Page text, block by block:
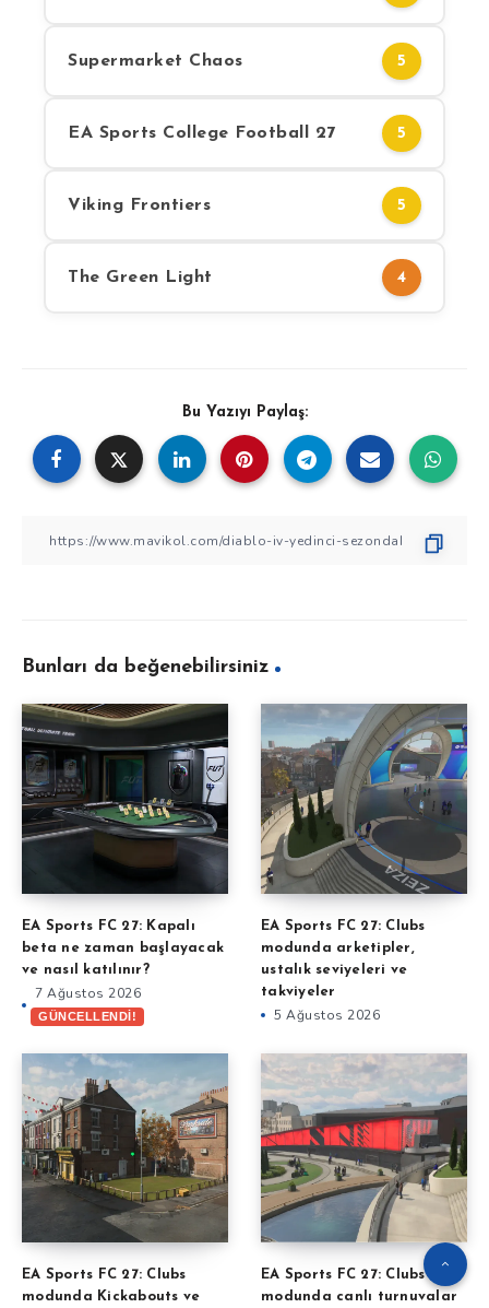
Supermarket Chaos 5
EA Sports College Football 27 5
Viking Frontiers 5
The Green Light 4
Bu Yazıyı Paylaş:
Bunları da beğenebilirsiniz
EA Sports FC 27: Kapalı
beta ne zaman başlayacak
ve nasıl katılınır?
7 Ağustos 2026
GÜNCELLENDİ!
EA Sports FC 27: Clubs
modunda arketipler,
ustalık seviyeleri ve
takviyeler
5 Ağustos 2026
EA Sports FC 27: Clubs
modunda Kickabouts ve
EA Sports FC 27: Clubs
modunda canlı turnuvalar